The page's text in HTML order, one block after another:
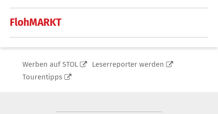
FlohMARKT
Werben auf STOL
Leserreporter werden
Tourentipps